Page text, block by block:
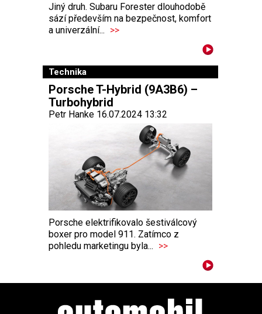
Jiný druh. Subaru Forester dlouhodobě
sází především na bezpečnost, komfort
a univerzální... >>
Technika
Porsche T-Hybrid (9A3B6) –
Turbohybrid
Petr Hanke 16.07.2024 13:32
Porsche elektrifikovalo šestiválcový
boxer pro model 911. Zatímco z
pohledu marketingu byla... >>